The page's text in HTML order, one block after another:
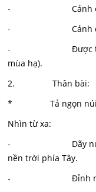
- Cảnh em định
- Cảnh đó ở
- Được tả vào
mùa hạ).
2. Thân bài:
* Tả ngọn
Nhìn từ xa:
- Dãy núi Ba Vì
nền trời phía Tây.
- Đỉnh núi chia